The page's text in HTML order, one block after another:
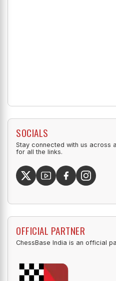
SOCIALS
Stay connected with us across
for all the links.
OFFICIAL PARTNER
ChessBase India is an official